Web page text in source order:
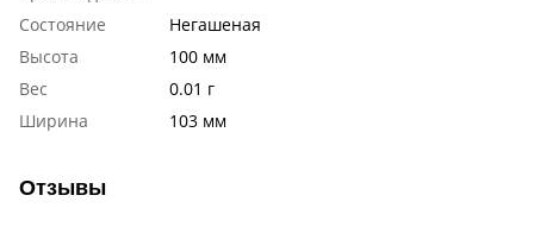
Состояние
Негашеная
Высота
100 мм
Вес
0.01 г
Ширина
103 мм
Отзывы